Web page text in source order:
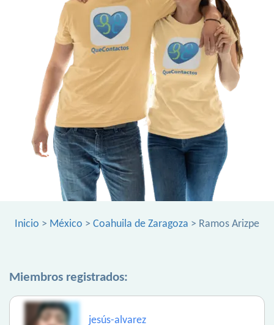
Inicio > México > Coahuila de Zaragoza > Ramos Arizpe
Miembros registrados:
jesús-alvarez